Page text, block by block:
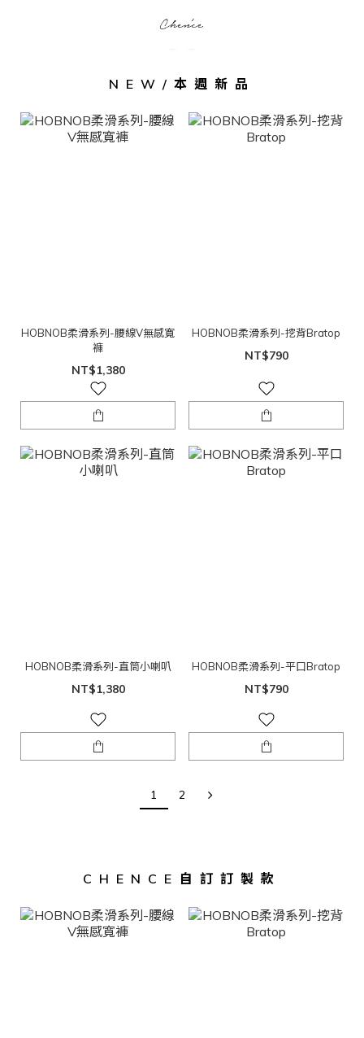
NEW/本週新品
HOBNOB柔滑系列-腰線V無感寬
褲
NT$1,380
HOBNOB柔滑系列-挖背Bratop
NT$790
HOBNOB柔滑系列-直筒小喇叭
NT$1,380
HOBNOB柔滑系列-平口Bratop
NT$790
1 2
CHENCE自訂訂製款